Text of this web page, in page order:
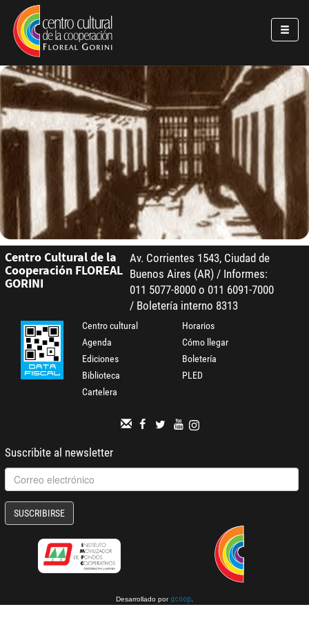
Pasar al contenido principal
Jump to main content
Centro Cultural de la
Cooperación FLOREAL
GORINI
Av. Corrientes 1543, Ciudad de
Buenos Aires (AR) / Informes:
011 5077-8000 o 011 6091-7000
/ Boletería interno 8313
Centro cultural
Agenda
Ediciones
Biblioteca
Cartelera
Horarios
Cómo llegar
Boletería
PLED
Suscribite al newsletter
SUSCRIBIRSE
Desarrollado por gcoop.